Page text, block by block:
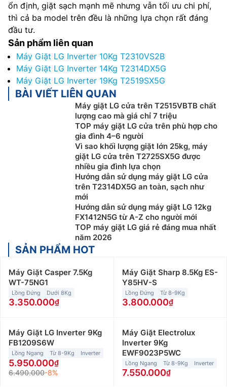
ổn định, giặt sạch mạnh mẽ nhưng vẫn tối ưu chi phí,
thì cả ba model trên đều là những lựa chọn rất đáng
đầu tư.
Sản phẩm liên quan
Máy Giặt LG Inverter 10Kg T2310VS2B
Máy Giặt LG Inverter 14Kg T2314DX5G
Máy Giặt LG Inverter 19Kg T2519SX5G
BÀI VIẾT LIÊN QUAN
Máy giặt LG cửa trên T2515VBTB chất
lượng cao mà giá chỉ 7 triệu
TOP máy giặt LG cửa trên phù hợp cho
gia đình 4–6 người
Vì sao khối lượng giặt lớn 25kg, máy
giặt LG cửa trên T2725SX5G được
nhiều gia đình lựa chọn
Hướng dẫn sử dụng máy giặt LG cửa
trên T2314DX5G an toàn, sạch như
mới
Hướng dẫn sử dụng máy giặt LG 12kg
FX1412N5G từ A-Z cho người mới
TOP máy giặt LG giá rẻ đáng mua nhất
năm 2026
SẢN PHẨM HOT
Máy Giặt Casper 7.5Kg
WT-75NG1
Lồng Đứng Dưới 8Kg
3.350.000
Máy Giặt Sharp 8.5Kg ES-
Y85HV-S
Lồng Đứng Từ 8-9Kg
3.800.000
Máy Giặt LG Inverter 9Kg
FB1209S6W
Lồng Ngang Từ 8-9Kg Inverter
5.950.000
6.490.000-8%
Máy Giặt Electrolux
Inverter 9Kg
EWF9023P5WC
Lồng Ngang Từ 8-9Kg Inverter
7.550.000